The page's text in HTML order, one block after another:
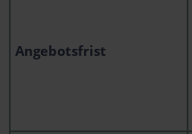
Angebotsfrist